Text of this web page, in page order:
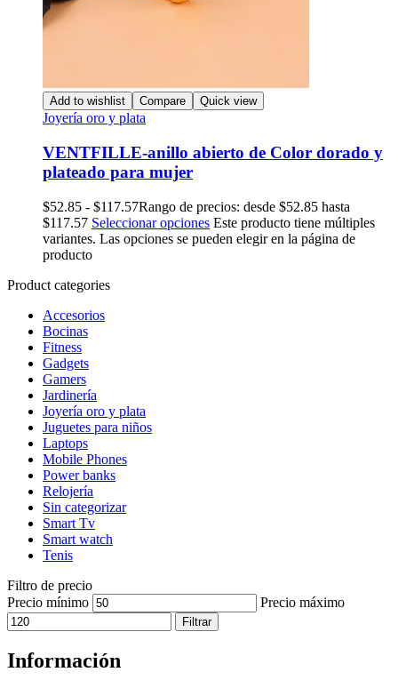
Add to wishlist Compare Quick view
Joyería oro y plata
VENTFILLE-anillo abierto de Color dorado y
plateado para mujer
$52.85 - $117.57Rango de precios: desde $52.85 hasta
$117.57 Seleccionar opciones Este producto tiene múltiples
variantes. Las opciones se pueden elegir en la página de
producto
Product categories
Accesorios
Bocinas
Fitness
Gadgets
Gamers
Jardinería
Joyería oro y plata
Juguetes para niños
Laptops
Mobile Phones
Power banks
Relojería
Sin categorizar
Smart Tv
Smart watch
Tenis
Filtro de precio
Precio mínimo
Precio máximo
Filtrar
Información